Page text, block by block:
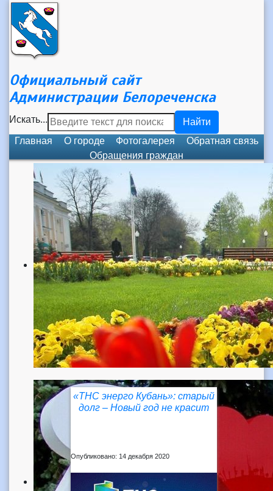
Официальный сайт
Администрации Белореченска
Искать...
Найти
Главная
О городе Фотогалерея
Обратная связь
Обращения граждан
«ТНС энерго Кубань»: старый
долг – Новый год не красит
Опубликовано: 14 декабря 2020